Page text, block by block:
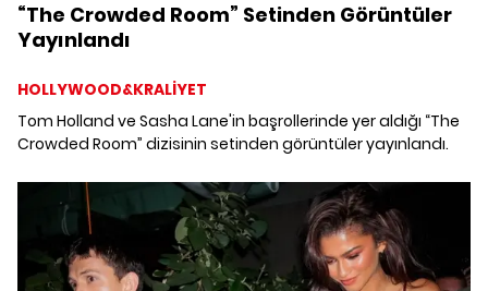
“The Crowded Room” Setinden Görüntüler
Yayınlandı
HOLLYWOOD&KRALİYET
Tom Holland ve Sasha Lane'in başrollerinde yer aldığı “The
Crowded Room” dizisinin setinden görüntüler yayınlandı.